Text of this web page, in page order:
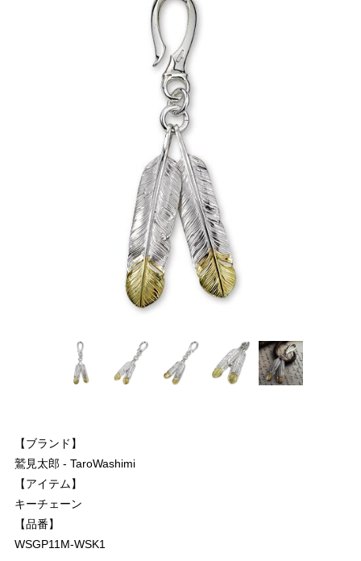
【ブランド】
鷲見太郎 - TaroWashimi
【アイテム】
キーチェーン
【品番】
WSGP11M-WSK1